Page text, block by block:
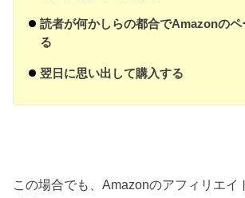
読者が何かしらの都合でAmazonのペ
る
翌日に思い出して購入する
この場合でも、Amazonのアフィリエイ